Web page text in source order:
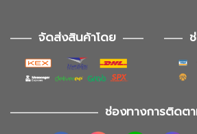
จัดส่งสินค้าโดย
ช่องทางการติดต